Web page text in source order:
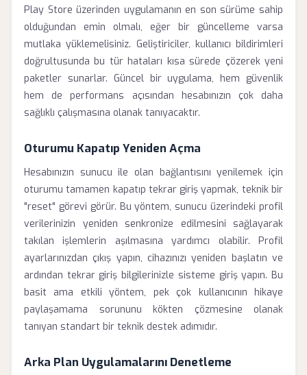
Play Store üzerinden uygulamanın en son sürüme sahip
olduğundan emin olmalı, eğer bir güncelleme varsa
mutlaka yüklemelisiniz. Geliştiriciler, kullanıcı bildirimleri
doğrultusunda bu tür hataları kısa sürede çözerek yeni
paketler sunarlar. Güncel bir uygulama, hem güvenlik
hem de performans açısından hesabınızın çok daha
sağlıklı çalışmasına olanak tanıyacaktır.
Oturumu Kapatıp Yeniden Açma
Hesabınızın sunucu ile olan bağlantısını yenilemek için
oturumu tamamen kapatıp tekrar giriş yapmak, teknik bir
"reset" görevi görür. Bu yöntem, sunucu üzerindeki profil
verilerinizin yeniden senkronize edilmesini sağlayarak
takılan işlemlerin aşılmasına yardımcı olabilir. Profil
ayarlarınızdan çıkış yapın, cihazınızı yeniden başlatın ve
ardından tekrar giriş bilgilerinizle sisteme giriş yapın. Bu
basit ama etkili yöntem, pek çok kullanıcının hikaye
paylaşamama sorununu kökten çözmesine olanak
tanıyan standart bir teknik destek adımıdır.
Arka Plan Uygulamalarını Denetleme